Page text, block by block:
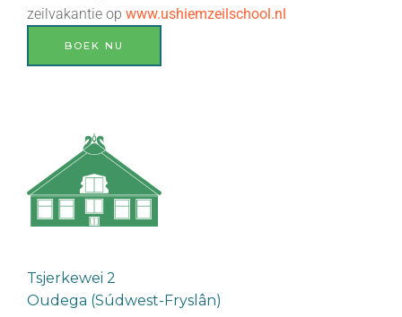
zeilvakantie op www.ushiemzeilschool.nl
BOEK NU
Tsjerkewei 2
Oudega (Súdwest-Fryslân)